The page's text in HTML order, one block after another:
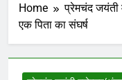
Home
प्रेमचंद जयंती
एक पिता का संघर्ष